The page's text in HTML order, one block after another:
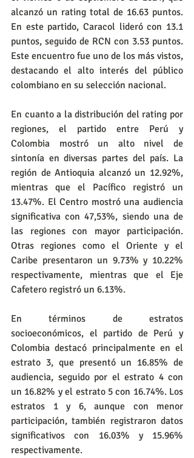
alcanzó un rating total de 16.63 puntos.
En este partido, Caracol lideró con 13.1
puntos, seguido de RCN con 3.53 puntos.
Este encuentro fue uno de los más vistos,
destacando el alto interés del público
colombiano en su selección nacional.
En cuanto a la distribución del rating por
regiones, el partido entre Perú y
Colombia mostró un alto nivel de
sintonía en diversas partes del país. La
región de Antioquia alcanzó un 12.92%,
mientras que el Pacífico registró un
13.47%. El Centro mostró una audiencia
significativa con 47,53%, siendo una de
las regiones con mayor participación.
Otras regiones como el Oriente y el
Caribe presentaron un 9.73% y 10.22%
respectivamente, mientras que el Eje
Cafetero registró un 6.13%.
En términos de estratos
socioeconómicos, el partido de Perú y
Colombia destacó principalmente en el
estrato 3, que presentó un 16.85% de
audiencia, seguido por el estrato 4 con
un 16.82% y el estrato 5 con 16.74%. Los
estratos 1 y 6, aunque con menor
participación, también registraron datos
significativos con 16.03% y 15.96%
respectivamente.